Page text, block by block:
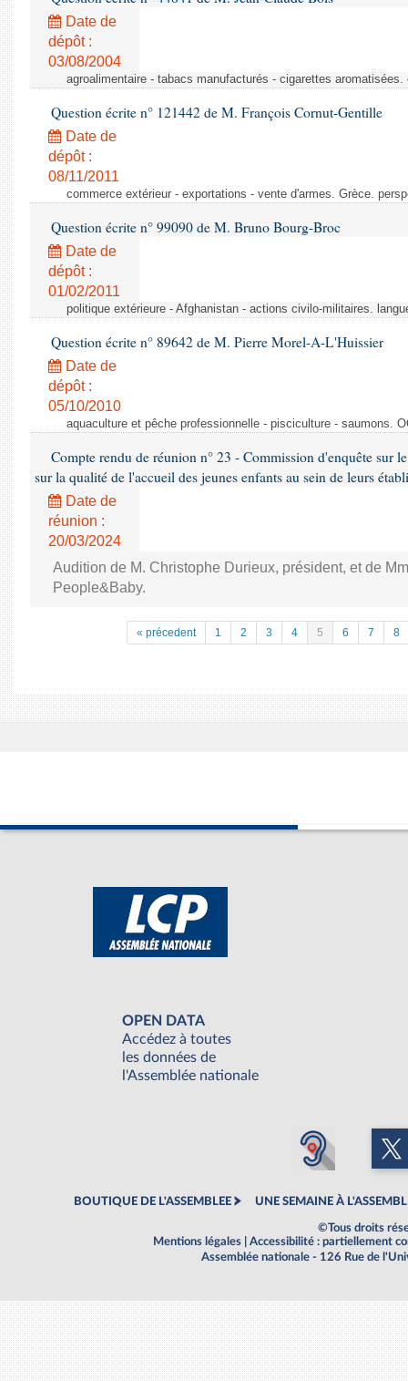
Date de
dépôt :
03/08/2004
agroalimentaire - tabacs manufacturés - cigarettes
Question écrite n° 121442 de M. François Cornut-Gentille
Date de
dépôt :
08/11/2011
commerce extérieur - exportations - vente d'armes. Grèce.
Question écrite n° 99090 de M. Bruno Bourg-Broc
Date de
dépôt :
01/02/2011
politique extérieure - Afghanistan - actions civilo-militaires.
Question écrite n° 89642 de M. Pierre Morel-A-L'Huissier
Date de
dépôt :
05/10/2010
aquaculture et pêche professionnelle - pisciculture - saumons.
Compte rendu de réunion n° 23 - Commission d'enquête sur
sur la qualité de l'accueil des jeunes enfants au sein de leurs
Date de
réunion :
20/03/2024
Audition de M. Christophe Durieux, président, et de
People&Baby.
« précedent 1 2 3 4 5 6 7 8
OPEN DATA
Accédez à toutes
les données de
l'Assemblée nationale
BOUTIQUE DE L'ASSEMBLEE UNE SEMAINE À
©Tous droits
Mentions légales
Accessibilité : partiellement
Assemblée nationale - 126 Rue de